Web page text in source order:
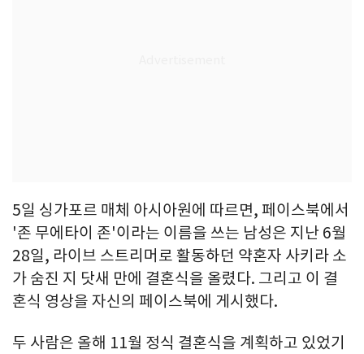
5일 싱가포르 매체 아시아원에 따르면, 페이스북에서
'존 무에타이 존'이라는 이름을 쓰는 남성은 지난 6월
28일, 라이브 스트리머로 활동하던 약혼자 사키라 소
가 숨진 지 닷새 만에 결혼식을 올렸다. 그리고 이 결
혼식 영상을 자신의 페이스북에 게시했다.
두 사람은 올해 11월 정식 결혼식을 계획하고 있었기